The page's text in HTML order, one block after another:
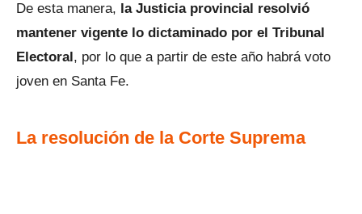
De esta manera, la Justicia provincial resolvió
mantener vigente lo dictaminado por el Tribunal
Electoral, por lo que a partir de este año habrá voto
joven en Santa Fe.
La resolución de la Corte Suprema